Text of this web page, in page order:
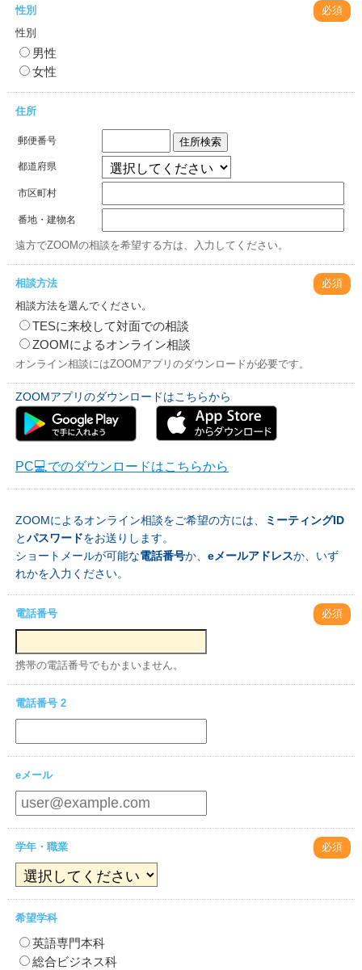
性別
必須
性別
男性
女性
住所
郵便番号 住所検索
都道府県
市区町村
番地・建物名
遠方でZOOMの相談を希望する方は、入力してください。
相談方法
必須
相談方法を選んでください。
TESに来校して対面での相談
ZOOMによるオンライン相談
オンライン相談にはZOOMアプリのダウンロードが必要です。
ZOOMアプリのダウンロードはこちらから
PC💻でのダウンロードはこちらから
ZOOMによるオンライン相談をご希望の方には、
ミーティングID
とパスワードをお送りします。
ショートメールが可能な電話番号か、 eメールアドレスか、いず
れかを入力ください。
電話番号 必須
携帯の電話番号でもかまいません。
電話番号 2
eメール
学年・職業 必須
希望学科
英語専門本科
総合ビジネス科